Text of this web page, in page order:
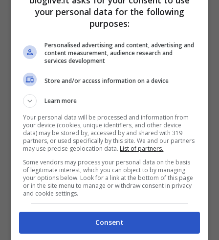
Don Matteo 13, cresce
l’attesa. Ecco quante
saranno le puntate
Due dei protagonisti della fiction: Flavio Insinna e Nino
Frassica (fonte: Instagram)
your personal data for the following
purposes:
Personalised advertising and content, advertising and
content measurement, audience research and
services development
Store and/or access information on a device
Learn more
Your personal data will be processed and information from
your device (cookies, unique identifiers, and other device
data) may be stored by, accessed by and shared with 319
partners, or used specifically by this site. We and our partners
may use precise geolocation data. List of partners.
Some vendors may process your personal data on the basis
of legitimate interest, which you can object to by managing
your options below. Look for a link at the bottom of this page
or in the site menu to manage or withdraw consent in privacy
and cookie settings.
Consent